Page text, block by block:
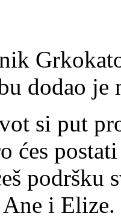
dodao
si put
ćes
podršku
i Elize.